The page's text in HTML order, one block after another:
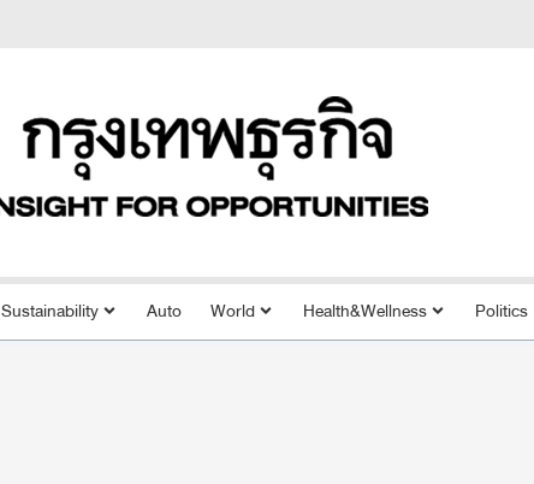
Sustainability Auto World Health&Wellness Politics